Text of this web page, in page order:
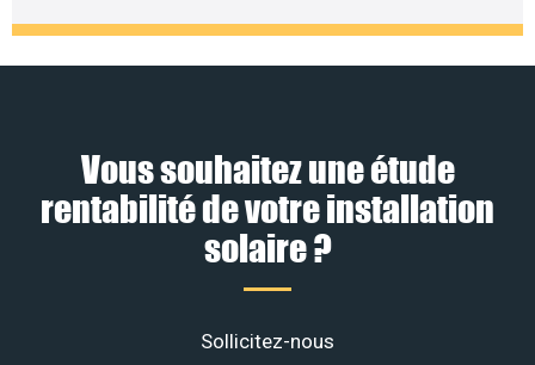
Vous souhaitez une étude
rentabilité de votre installation
solaire ?
Sollicitez-nous